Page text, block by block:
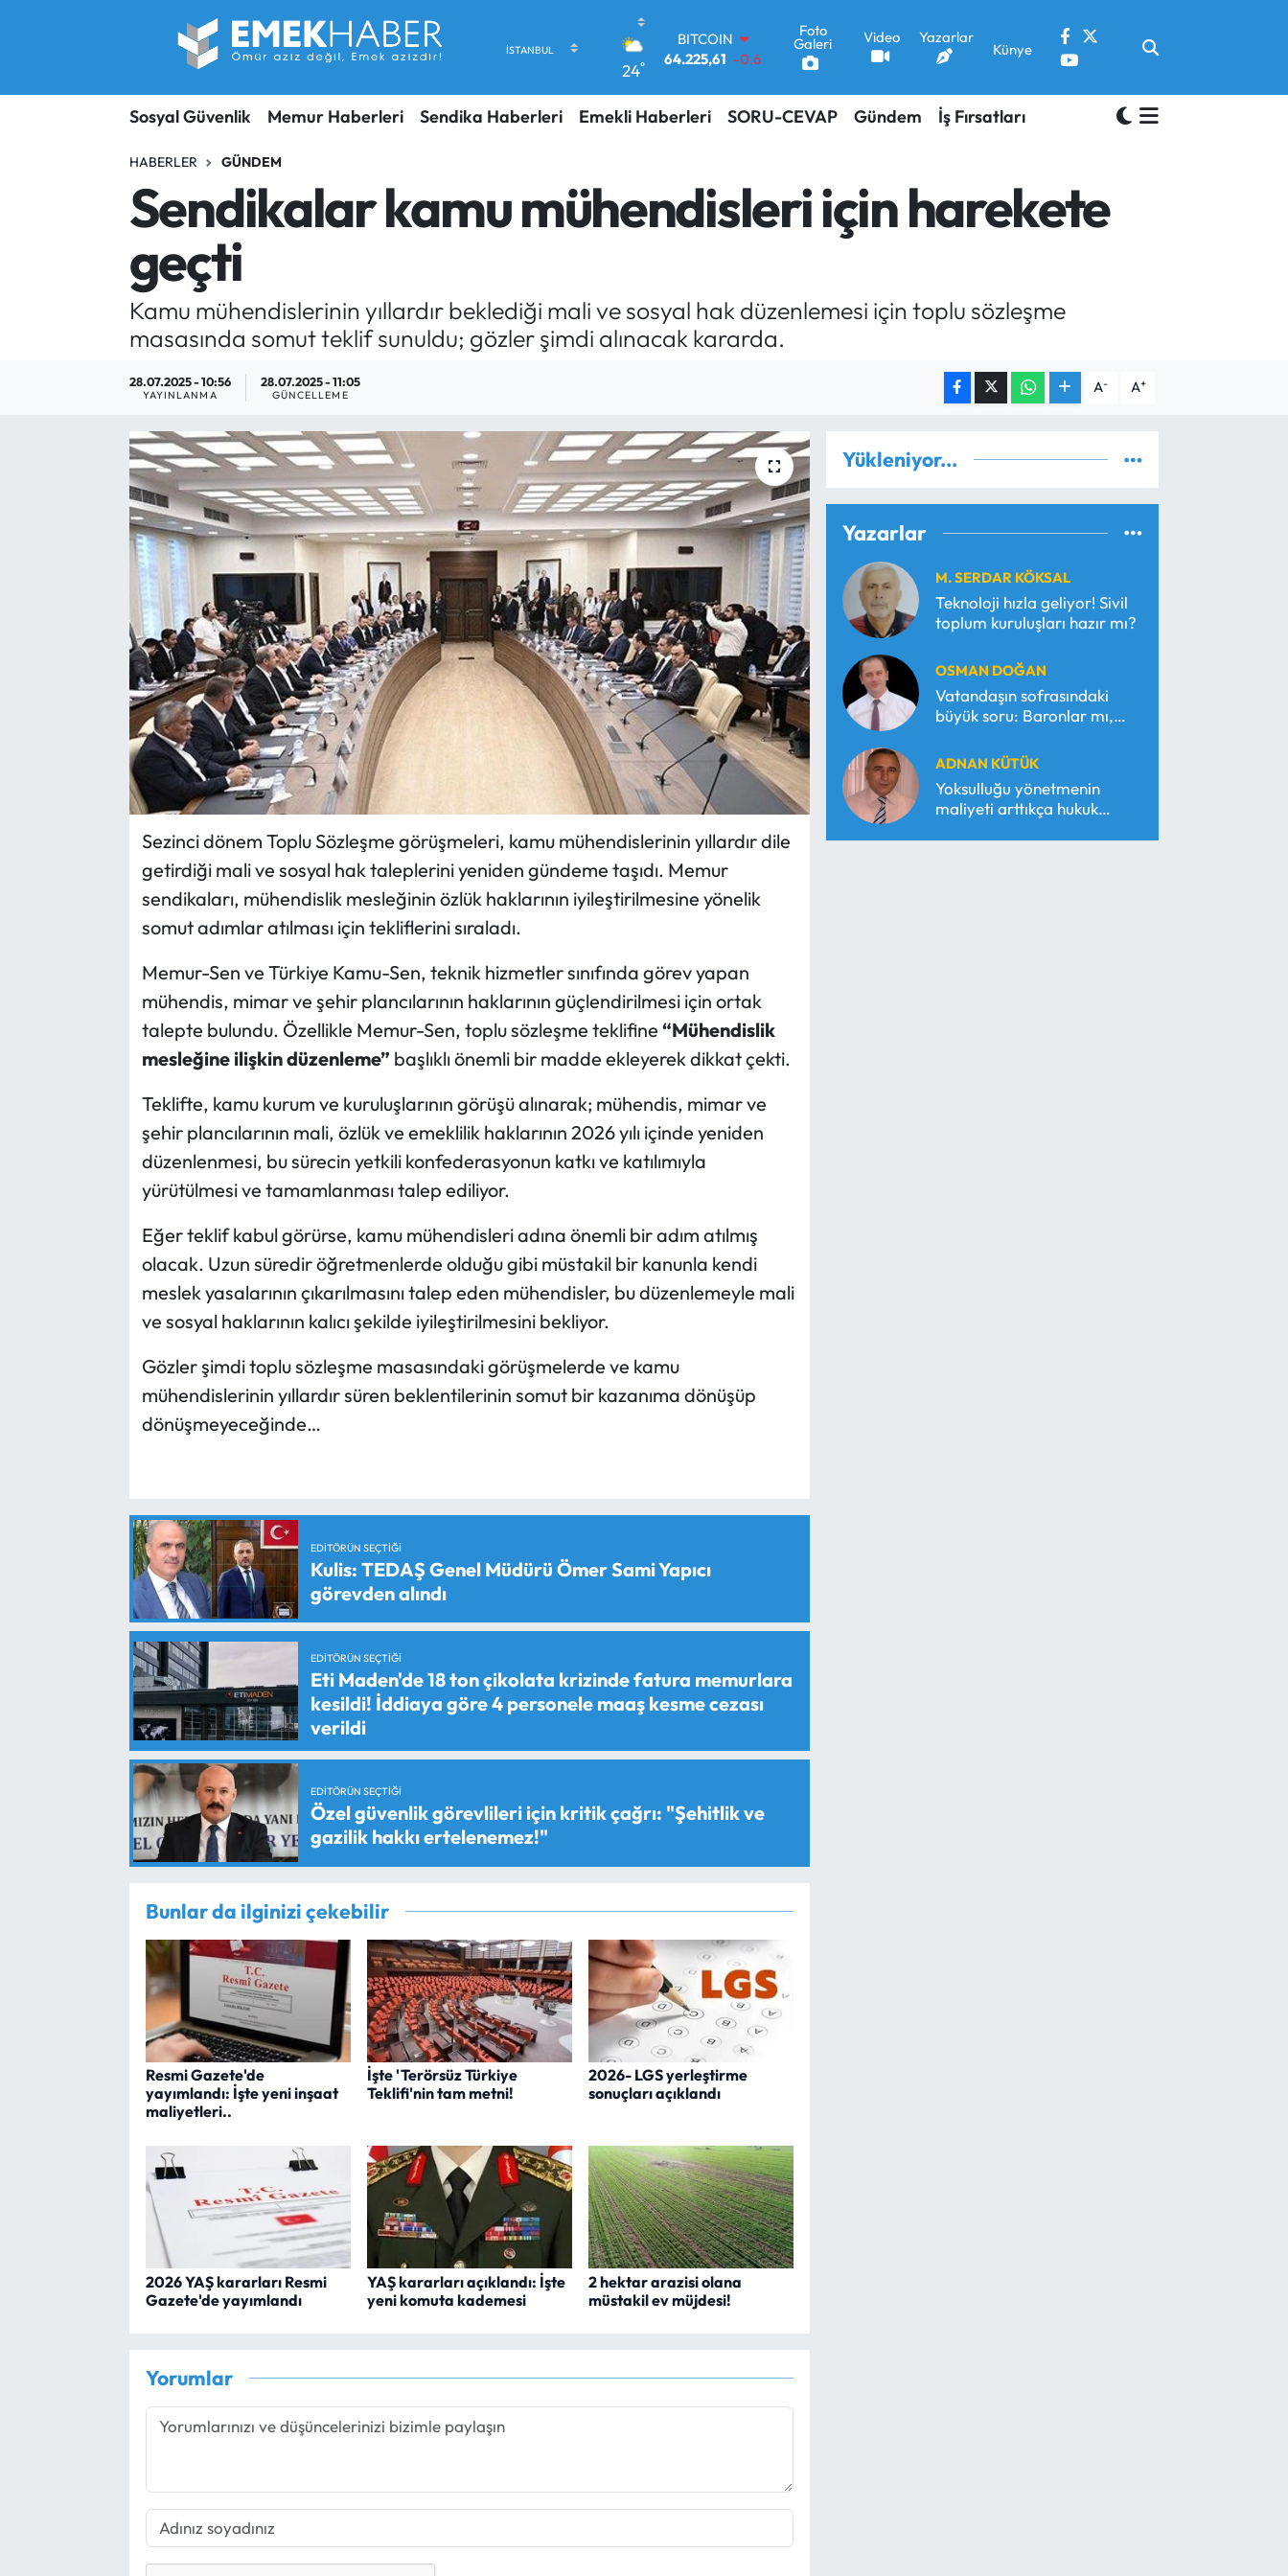
24°
DOLAR
47,7143
0.16
55,0317 -0.02
STERLİN
BİST100
13.799 70
Foto
Galeri Video Yazarlar
Künye
Sosyal Güvenlik Memur Haberleri Sendika Haberleri Emekli Haberleri SORU-CEVAP Gündem İş Fırsatları
HABERLER GÜNDEM
Sendikalar kamu mühendisleri için harekete
geçti
Kamu mühendislerinin yıllardır beklediği mali ve sosyal hak düzenlemesi için toplu sözleşme
masasında somut teklif sunuldu; gözler şimdi alınacak kararda.
28.07.2025 - 10:56
YAYINLANMA
28.07.2025 - 11:05
GÜNCELLEME A- A+
Sezinci dönem Toplu Sözleşme görüşmeleri, kamu mühendislerinin yıllardır dile
getirdiği mali ve sosyal hak taleplerini yeniden gündeme taşıdı. Memur
sendikaları, mühendislik mesleğinin özlük haklarının iyileştirilmesine yönelik
somut adımlar atılması için tekliflerini sıraladı.
Memur-Sen ve Türkiye Kamu-Sen, teknik hizmetler sınıfında görev yapan
mühendis, mimar ve şehir plancılarının haklarının güçlendirilmesi için ortak
talepte bulundu. Özellikle Memur-Sen, toplu sözleşme teklifine “Mühendislik
mesleğine ilişkin düzenleme” başlıklı önemli bir madde ekleyerek dikkat çekti.
Teklifte, kamu kurum ve kuruluşlarının görüşü alınarak; mühendis, mimar ve
şehir plancılarının mali, özlük ve emeklilik haklarının 2026 yılı içinde yeniden
düzenlenmesi, bu sürecin yetkili konfederasyonun katkı ve katılımıyla
yürütülmesi ve tamamlanması talep ediliyor.
Eğer teklif kabul görürse, kamu mühendisleri adına önemli bir adım atılmış
olacak. Uzun süredir öğretmenlerde olduğu gibi müstakil bir kanunla kendi
meslek yasalarının çıkarılmasını talep eden mühendisler, bu düzenlemeyle mali
ve sosyal haklarının kalıcı şekilde iyileştirilmesini bekliyor.
Gözler şimdi toplu sözleşme masasındaki görüşmelerde ve kamu
mühendislerinin yıllardır süren beklentilerinin somut bir kazanıma dönüşüp
dönüşmeyeceğinde…
EDITÖRÜN SEÇTIĞI
Kulis: TEDAŞ Genel Müdürü Ömer Sami Yapıcı
görevden alındı
EDITÖRÜN SEÇTIĞI
Eti Maden'de 18 ton çikolata krizinde fatura memurlara
kesildi! İddiaya göre 4 personele maaş kesme cezası
verildi
EDITÖRÜN SEÇTIĞI
Özel güvenlik görevlileri için kritik çağrı: "Şehitlik ve
gazilik hakkı ertelenemez!"
Bunlar da ilginizi çekebilir
Resmi Gazete'de
yayımlandı: İşte yeni inşaat
maliyetleri..
İşte 'Terörsüz Türkiye
Teklifi'nin tam metni!
2026- LGS yerleştirme
sonuçları açıklandı
2026 YAŞ kararları Resmi
Gazete'de yayımlandı
YAŞ kararları açıklandı: İşte
yeni komuta kademesi
2 hektar arazisi olana
müstakil ev müjdesi!
Yorumlar
Yükleniyor...
Yazarlar
M. SERDAR KÖKSAL
Teknoloji hızla geliyor! Sivil
toplum kuruluşları hazır mı?
OSMAN DOĞAN
Vatandaşın sofrasındaki
büyük soru: Baronlar mı,
ADNAN KÜTÜK
Yoksulluğu yönetmenin
maliyeti arttıkça hukuk
SORU-CEVAP
Yargı Kararları
Araştırma-Rapor
Trafik Durumu
Süper Lig Puan Durumu ve Fikstür
Tüm Manşetler
Son Dakika Haberleri
Haber Arşivi